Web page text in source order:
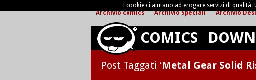
Archivio comics Archivio Speciali Archivio
COMICS
Post Taggati ‘Metal Gear Solid
I cookie ci aiutano ad erogare servizi di